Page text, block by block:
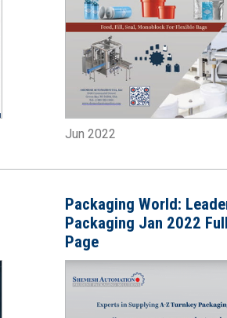
Jun 2022
Packaging World:
Packaging Jan 2022 Full
Page